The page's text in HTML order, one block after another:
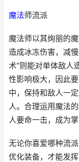
魔法师流派
魔法师以其绚丽的
造成冰冻伤害，减
术”则能对单体敌人
性影响极大，因此
中，保持和敌人一
人。合理运用魔法
人要命一击，成为
无论你喜爱哪种流
优化装备，才能发